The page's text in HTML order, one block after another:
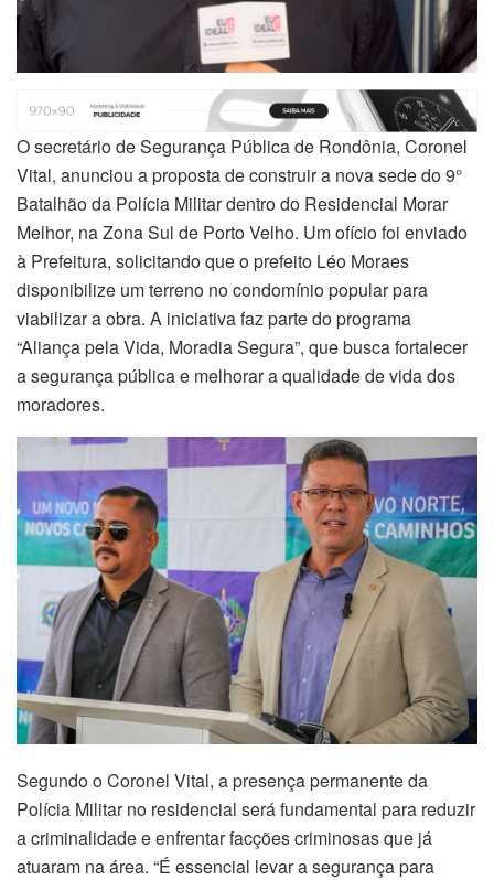
O secretário de Segurança Pública de Rondônia, Coronel
Vital, anunciou a proposta de construir a nova sede do 9°
Batalhão da Polícia Militar dentro do Residencial Morar
Melhor, na Zona Sul de Porto Velho. Um ofício foi enviado
à Prefeitura, solicitando que o prefeito Léo Moraes
disponibilize um terreno no condomínio popular para
viabilizar a obra. A iniciativa faz parte do programa
“Aliança pela Vida, Moradia Segura”, que busca fortalecer
a segurança pública e melhorar a qualidade de vida dos
moradores.
Segundo o Coronel Vital, a presença permanente da
Polícia Militar no residencial será fundamental para reduzir
a criminalidade e enfrentar facções criminosas que já
atuaram na área. “É essencial levar a segurança para